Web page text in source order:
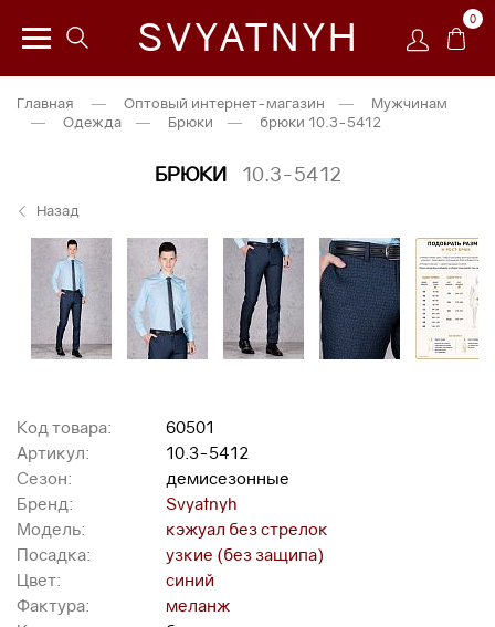
SVYATNYH 0
Главная — Оптовый интернет-магазин —
Мужчинам
—
Одежда — Брюки — брюки 10.3-5412
БРЮКИ 10.3-5412
Назад
Код товара:
60501
Артикул:
10.3-5412
Сезон:
демисезонные
Бренд:
Svyatnyh
Модель:
кэжуал без стрелок
Посадка:
узкие (без защипа)
Цвет:
синий
Фактура:
меланж